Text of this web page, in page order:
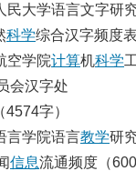
民大学语言文字研
科学综合汉字频度
空学院计算机科学
会汉字处
字）
言学院语言教学研
信息流通频度（